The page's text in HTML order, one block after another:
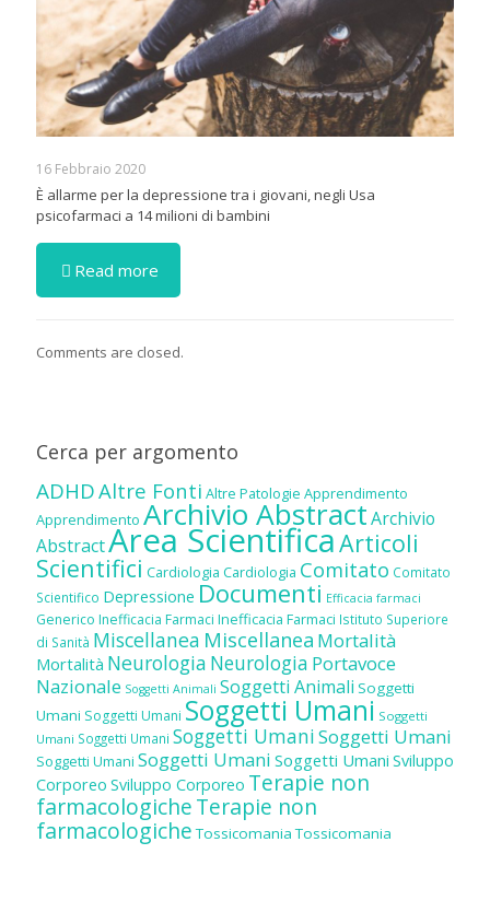
16 Febbraio 2020
È allarme per la depressione tra i giovani, negli Usa
psicofarmaci a 14 milioni di bambini
Read more
Comments are closed.
Cerca per argomento
ADHDAltre Fonti Altre Patologie Apprendimento
Apprendimento Archivio AbstractArchivio
AbstractArea ScientificaArticoli
Scientifici Cardiologia Cardiologia Comitato Comitato
Scientifico Depressione Documenti Efficacia farmaci
Generico Inefficacia Farmaci Inefficacia Farmaci Istituto Superiore
di Sanità Miscellanea Miscellanea Mortalità
Mortalità Neurologia Neurologia Portavoce
Nazionale Soggetti Animali Soggetti Animali Soggetti
Umani Soggetti Umani Soggetti Umani Soggetti
Umani Soggetti Umani Soggetti UmaniSoggetti Umani
Soggetti Umani Soggetti Umani Soggetti Umani Sviluppo
Corporeo Sviluppo Corporeo Terapie non
farmacologicheTerapie non
farmacologiche Tossicomania Tossicomania